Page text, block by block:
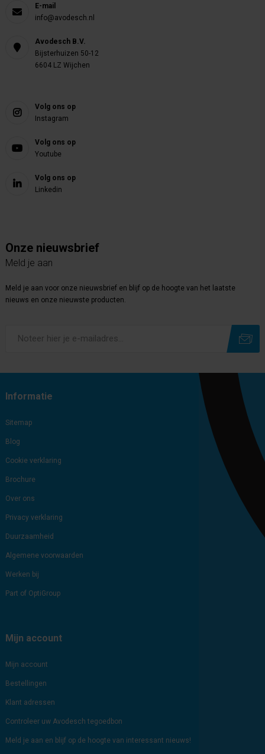
E-mail
info@avodesch.nl
Avodesch B.V.
Bijsterhuizen 50-12
6604 LZ Wijchen
Volg ons op
Instagram
Volg ons op
Youtube
Volg ons op
Linkedin
Onze nieuwsbrief
Meld je aan
Meld je aan voor onze nieuwsbrief en blijf op de hoogte van het laatste
nieuws en onze nieuwste producten.
Informatie
Sitemap
Blog
Cookie verklaring
Brochure
Over ons
Privacy verklaring
Duurzaamheid
Algemene voorwaarden
Werken bij
Part of OptiGroup
Mijn account
Mijn account
Bestellingen
Klant adressen
Controleer uw Avodesch tegoedbon
Meld je aan en blijf op de hoogte van interessant nieuws!